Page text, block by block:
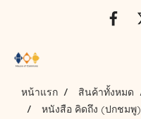
หน้าแรก สินค้าทั้งหมด
หนังสือ คิดถึง (ปกชมพู)